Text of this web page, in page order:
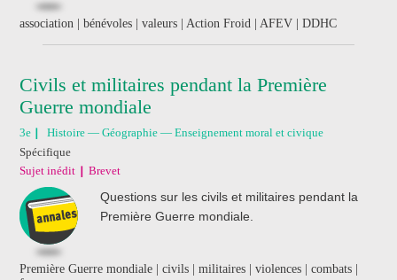
association | bénévoles | valeurs | Action Froid | AFEV | DDHC
Civils et militaires pendant la Première
Guerre mondiale
3e
Histoire — Géographie — Enseignement moral et civique
Spécifique
Sujet inédit
Brevet
Questions sur les civils et militaires pendant la
Première Guerre mondiale.
Première Guerre mondiale | civils | militaires | violences | combats |